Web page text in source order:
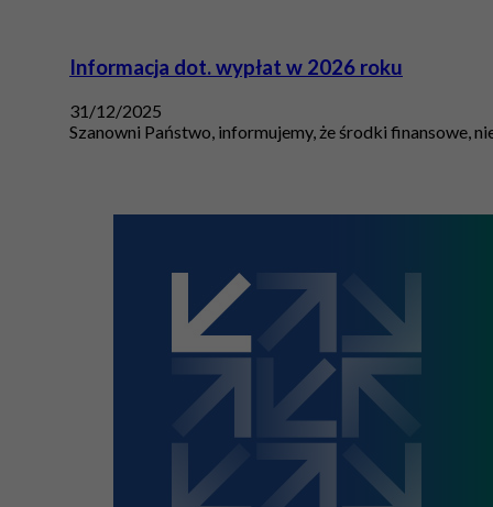
Informacja dot. wypłat w 2026 roku
31/12/2025
Szanowni Państwo, informujemy, że środki finansowe,